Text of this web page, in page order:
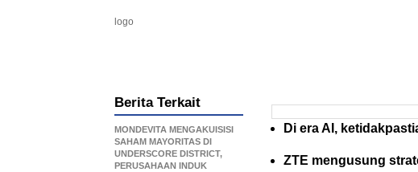
logo
Di era AI,
ZTE mengusung
Berita Terkait
MONDEVITA MENGAKUISISI
SAHAM MAYORITAS DI
UNDERSCORE DISTRICT,
PERUSAHAAN INDUK